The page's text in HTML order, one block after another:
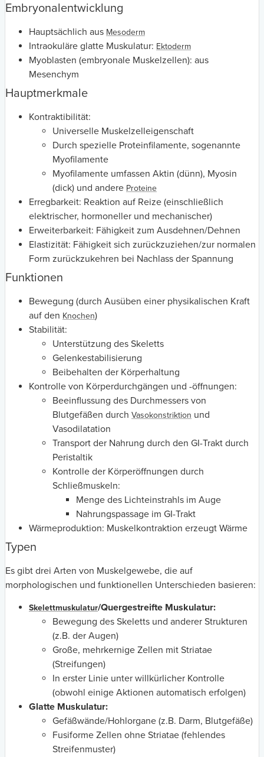
Embryonalentwicklung
Hauptsächlich aus Mesoderm
Intraokuläre glatte Muskulatur: Ektoderm
Myoblasten (embryonale Muskelzellen): aus
Mesenchym
Hauptmerkmale
Kontraktibilität:
Universelle Muskelzelleigenschaft
Durch spezielle Proteinfilamente, sogenannte
Myofilamente
Myofilamente umfassen Aktin (dünn), Myosin
(dick) und andere Proteine
Erregbarkeit: Reaktion auf Reize (einschließlich
elektrischer, hormoneller und mechanischer)
Erweiterbarkeit: Fähigkeit zum Ausdehnen/Dehnen
Elastizität: Fähigkeit sich zurückzuziehen/zur normalen
Form zurückzukehren bei Nachlass der Spannung
Funktionen
Bewegung (durch Ausüben einer physikalischen Kraft
auf den Knochen)
Stabilität:
Unterstützung des Skeletts
Gelenkestabilisierung
Beibehalten der Körperhaltung
Kontrolle von Körperdurchgängen und -öffnungen:
Beeinflussung des Durchmessers von
Blutgefäßen durch Vasokonstriktion und
Vasodilatation
Transport der Nahrung durch den GI-Trakt durch
Peristaltik
Kontrolle der Körperöffnungen durch
Schließmuskeln:
Menge des Lichteinstrahls im Auge
Nahrungspassage im GI-Trakt
Wärmeproduktion: Muskelkontraktion erzeugt Wärme
Typen
Es gibt drei Arten von Muskelgewebe, die auf
morphologischen und funktionellen Unterschieden basieren:
Skelettmuskulatur/Quergestreifte Muskulatur:
Bewegung des Skeletts und anderer Strukturen
(z.B. der Augen)
Große, mehrkernige Zellen mit Striatae
(Streifungen)
In erster Linie unter willkürlicher Kontrolle
(obwohl einige Aktionen automatisch erfolgen)
Glatte Muskulatur:
Gefäßwände/Hohlorgane (z.B. Darm, Blutgefäße)
Fusiforme Zellen ohne Striatae (fehlendes
Streifenmuster)